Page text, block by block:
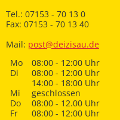
Tel.: 07153 - 70 13 0
Fax: 07153 - 70 13 40
Mail: post@deizisau.de
Mo
08:00 - 12:00 Uhr
Di
08:00 - 12:00 Uhr
14:00 - 18:00 Uhr
Mi
geschlossen
Do
08:00 - 12.00 Uhr
Fr
08:00 - 12:00 Uhr